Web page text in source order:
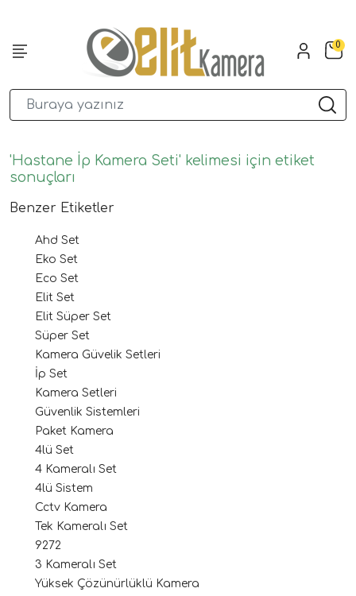
0
'Hastane İp Kamera Seti' kelimesi için etiket
sonuçları
Benzer Etiketler
Ahd Set
Eko Set
Eco Set
Elit Set
Elit Süper Set
Süper Set
Kamera Güvelik Setleri
İp Set
Kamera Setleri
Güvenlik Sistemleri
Paket Kamera
4lü Set
4 Kameralı Set
4lü Sistem
Cctv Kamera
Tek Kameralı Set
9272
3 Kameralı Set
Yüksek Çözünürlüklü Kamera